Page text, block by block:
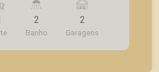
2
Banho
2
Garagens